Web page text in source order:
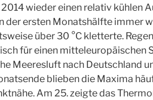
wieder einen relativ kühlen
der ersten Monatshälfte immer
über 30 °C kletterte.
für einen mitteleuropäischen
Meeresluft nach Deutschland
blieben die Maxima
Am 25. zeigte das